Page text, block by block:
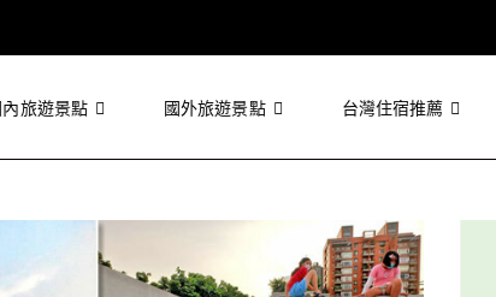
旅遊景點 國外旅遊景點 台灣住宿推薦